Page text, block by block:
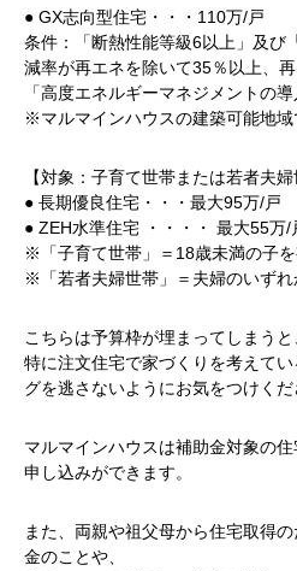
● GX志向型住宅・・・110万/戸
条件：「断熱性能等級6以上」及び
減率が再エネを除いて35％以上、
「高度エネルギーマネジメントの導
※マルマインハウスの建築可能地域
【対象：子育て世帯または若者夫婦
● 長期優良住宅・・・最大95万/戸
● ZEH水準住宅 ・・・・ 最大55万/
※「子育て世帯」＝18歳未満の子
※「若者夫婦世帯」＝夫婦のいず
こちらは予算枠が埋まってしまう
特に注文住宅で家づくりを考えて
グを逃さないようにお気をつけくだ
マルマインハウスは補助金対象の
申し込みができます。
また、両親や祖父母から住宅取得
金のことや、